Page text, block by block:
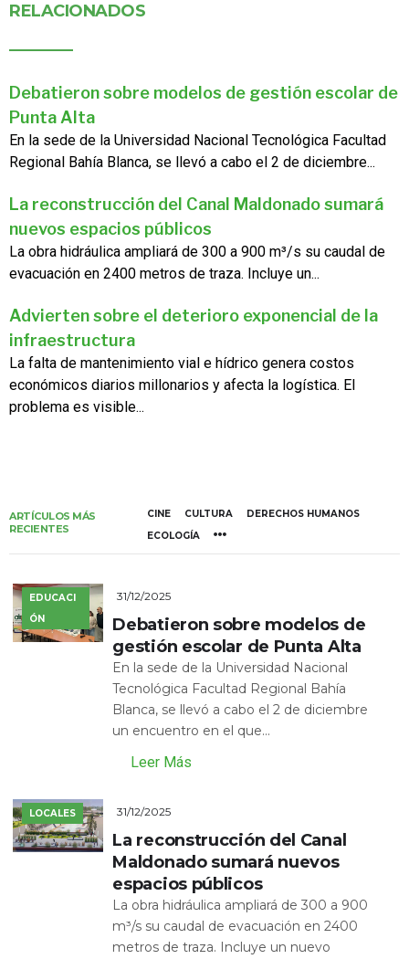
RELACIONADOS
Debatieron sobre modelos de gestión escolar de
Punta Alta
En la sede de la Universidad Nacional Tecnológica Facultad
Regional Bahía Blanca, se llevó a cabo el 2 de diciembre...
La reconstrucción del Canal Maldonado sumará
nuevos espacios públicos
La obra hidráulica ampliará de 300 a 900 m³/s su caudal de
evacuación en 2400 metros de traza. Incluye un...
Advierten sobre el deterioro exponencial de la
infraestructura
La falta de mantenimiento vial e hídrico genera costos
económicos diarios millonarios y afecta la logística. El
problema es visible...
ARTÍCULOS MÁS
RECIENTES
CINE CULTURA
DERECHOS HUMANOS
ECOLOGÍA
EDUCACI
ÓN
31/12/2025
Debatieron sobre modelos de
gestión escolar de Punta Alta
En la sede de la Universidad Nacional
Tecnológica Facultad Regional Bahía
Blanca, se llevó a cabo el 2 de diciembre
un encuentro en el que...
Leer Más
LOCALES 31/12/2025
La reconstrucción del Canal
Maldonado sumará nuevos
espacios públicos
La obra hidráulica ampliará de 300 a 900
m³/s su caudal de evacuación en 2400
metros de traza. Incluye un nuevo